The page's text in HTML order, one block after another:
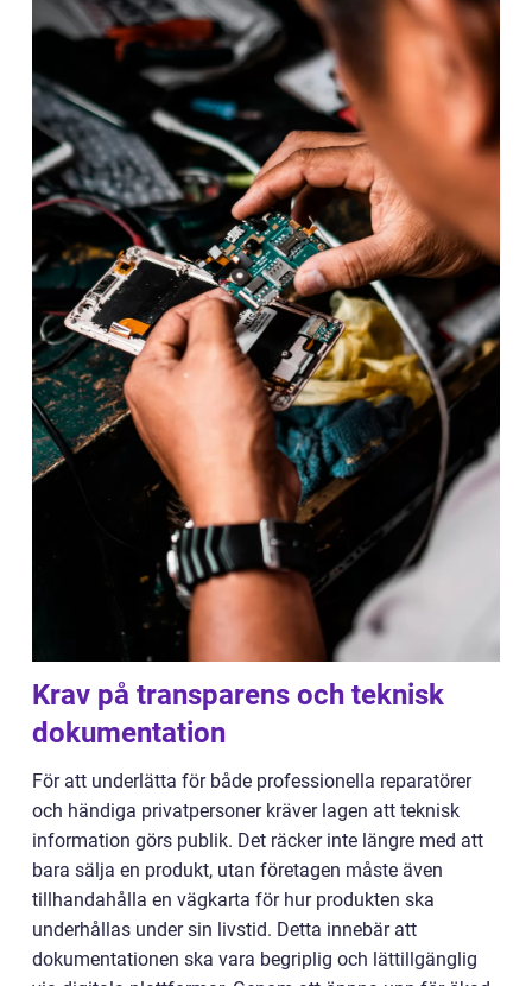
Krav på transparens och teknisk
dokumentation
För att underlätta för både professionella reparatörer
och händiga privatpersoner kräver lagen att teknisk
information görs publik. Det räcker inte längre med att
bara sälja en produkt, utan företagen måste även
tillhandahålla en vägkarta för hur produkten ska
underhållas under sin livstid. Detta innebär att
dokumentationen ska vara begriplig och lättillgänglig